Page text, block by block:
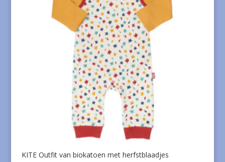
KITE Outfit van biokatoen met herfstblaadjes